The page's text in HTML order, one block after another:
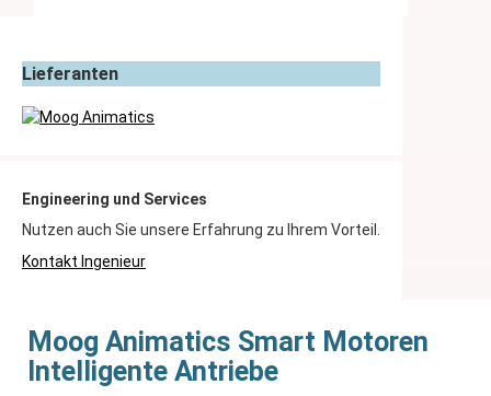
TOLOMATIC: ELEKTRISCHE LINEARANTRIEBE
ROBOTER
Moog Animatics Smart Motoren
Intelligente Antriebe
Lieferanten
Engineering und Services
Nutzen auch Sie unsere Erfahrung zu Ihrem Vorteil.
Kontakt Ingenieur